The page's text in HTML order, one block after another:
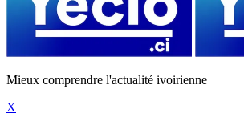
Mieux comprendre l'actualité ivoirienne
X